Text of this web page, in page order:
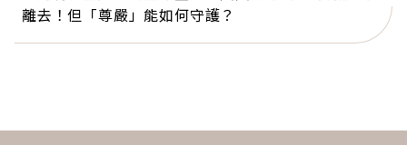
離去！但「尊嚴」能如何守護？